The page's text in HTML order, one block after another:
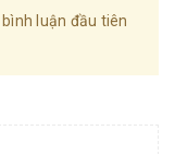
luận đầu tiên